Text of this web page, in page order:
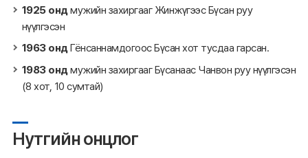
1925 ондмужийн захиргааг Жинжүгээс Бүсан руу
нүүлгэсэн
1963 ондГёнсаннамдогоос Бүсан хот тусдаа гарсан.
1983 ондмужийн захиргааг Бүсанаас Чанвон руу нүүлгэсэн
(8 хот, 10 сумтай)
Нутгийн онцлог